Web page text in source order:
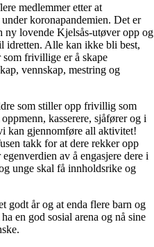
medlemmer etter at
koronapandemien. Det er
ny lovende Kjelsås-utøver opp og
idretten. Alle kan ikke bli best,
frivillige er å skape
vennskap, mestring og
som stiller opp frivillig som
kasserere, sjåfører og i
kan gjennomføre all aktivitet!
takk for at dere rekker opp
av å engasjere dere i
unge skal få innholdsrike og
godt år og at enda flere barn og
en god sosial arena og nå sine